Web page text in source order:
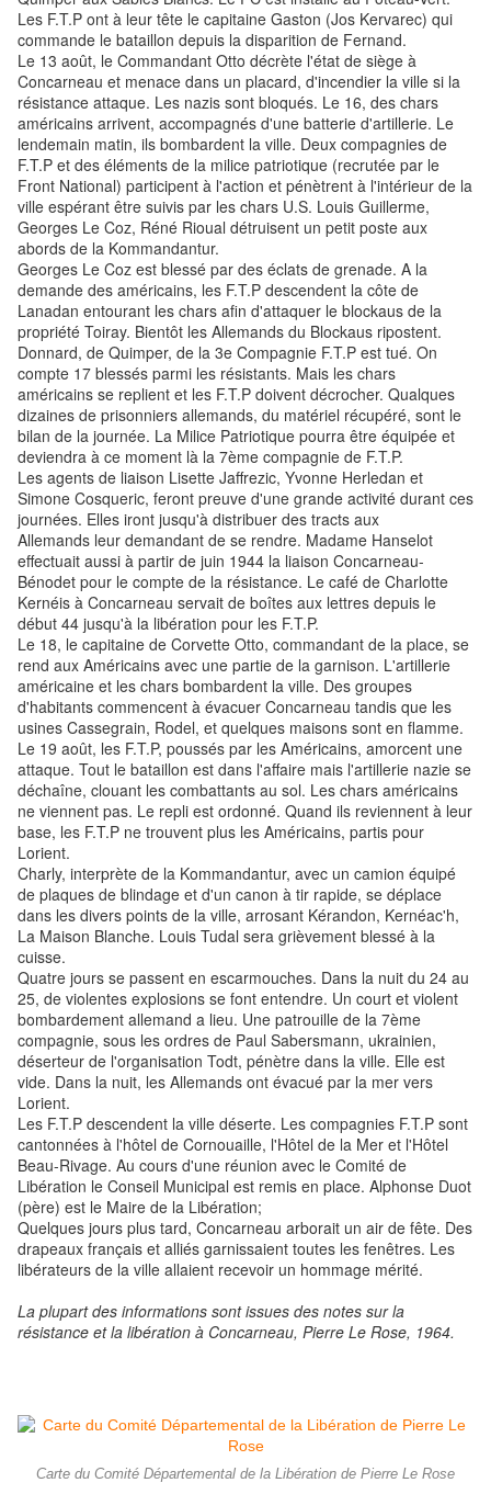
Les F.T.P ont à leur tête le capitaine Gaston (Jos Kervarec) qui
commande le bataillon depuis la disparition de Fernand.
Le 13 août, le Commandant Otto décrète l'état de siège à
Concarneau et menace dans un placard, d'incendier la ville si la
résistance attaque. Les nazis sont bloqués. Le 16, des chars
américains arrivent, accompagnés d'une batterie d'artillerie. Le
lendemain matin, ils bombardent la ville. Deux compagnies de
F.T.P et des éléments de la milice patriotique (recrutée par le
Front National) participent à l'action et pénètrent à l'intérieur de la
ville espérant être suivis par les chars U.S. Louis Guillerme,
Georges Le Coz, Réné Rioual détruisent un petit poste aux
abords de la Kommandantur.
Georges Le Coz est blessé par des éclats de grenade. A la
demande des américains, les F.T.P descendent la côte de
Lanadan entourant les chars afin d'attaquer le blockaus de la
propriété Toiray. Bientôt les Allemands du Blockaus ripostent.
Donnard, de Quimper, de la 3e Compagnie F.T.P est tué. On
compte 17 blessés parmi les résistants. Mais les chars
américains se replient et les F.T.P doivent décrocher. Qualques
dizaines de prisonniers allemands, du matériel récupéré, sont le
bilan de la journée. La Milice Patriotique pourra être équipée et
deviendra à ce moment là la 7ème compagnie de F.T.P.
Les agents de liaison Lisette Jaffrezic, Yvonne Herledan et
Simone Cosqueric, feront preuve d'une grande activité durant ces
journées. Elles iront jusqu'à distribuer des tracts aux
Allemands leur demandant de se rendre. Madame Hanselot
effectuait aussi à partir de juin 1944 la liaison Concarneau-
Bénodet pour le compte de la résistance. Le café de Charlotte
Kernéis à Concarneau servait de boîtes aux lettres depuis le
début 44 jusqu'à la libération pour les F.T.P.
Le 18, le capitaine de Corvette Otto, commandant de la place, se
rend aux Américains avec une partie de la garnison. L'artillerie
américaine et les chars bombardent la ville. Des groupes
d'habitants commencent à évacuer Concarneau tandis que les
usines Cassegrain, Rodel, et quelques maisons sont en flamme.
Le 19 août, les F.T.P, poussés par les Américains, amorcent une
attaque. Tout le bataillon est dans l'affaire mais l'artillerie nazie se
déchaîne, clouant les combattants au sol. Les chars américains
ne viennent pas. Le repli est ordonné. Quand ils reviennent à leur
base, les F.T.P ne trouvent plus les Américains, partis pour
Lorient.
Charly, interprète de la Kommandantur, avec un camion équipé
de plaques de blindage et d'un canon à tir rapide, se déplace
dans les divers points de la ville, arrosant Kérandon, Kernéac'h,
La Maison Blanche. Louis Tudal sera grièvement blessé à la
cuisse.
Quatre jours se passent en escarmouches. Dans la nuit du 24 au
25, de violentes explosions se font entendre. Un court et violent
bombardement allemand a lieu. Une patrouille de la 7ème
compagnie, sous les ordres de Paul Sabersmann, ukrainien,
déserteur de l'organisation Todt, pénètre dans la ville. Elle est
vide. Dans la nuit, les Allemands ont évacué par la mer vers
Lorient.
Les F.T.P descendent la ville déserte. Les compagnies F.T.P sont
cantonnées à l'hôtel de Cornouaille, l'Hôtel de la Mer et l'Hôtel
Beau-Rivage. Au cours d'une réunion avec le Comité de
Libération le Conseil Municipal est remis en place. Alphonse Duot
(père) est le Maire de la Libération;
Quelques jours plus tard, Concarneau arborait un air de fête. Des
drapeaux français et alliés garnissaient toutes les fenêtres. Les
libérateurs de la ville allaient recevoir un hommage mérité.
La plupart des informations sont issues des notes sur la
résistance et la libération à Concarneau, Pierre Le Rose, 1964.
Carte du Comité Départemental de la Libération de Pierre Le Rose